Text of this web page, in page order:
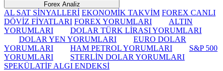
Forex Analiz
AL SAT SİNYALLERİ EKONOMİK TAKVİM FOREX CANLI
DÖVİZ FİYATLARI FOREX YORUMLARI
ALTIN
YORUMLARI
DOLAR TÜRK LİRASI YORUMLARI
DOLAR YEN YORUMLARI
EURO DOLAR
YORUMLARI
HAM PETROL YORUMLARI
S&P 500
YORUMLARI
STERLİN DOLAR YORUMLARI
SPEKÜLATİF ALGI ENDEKSİ